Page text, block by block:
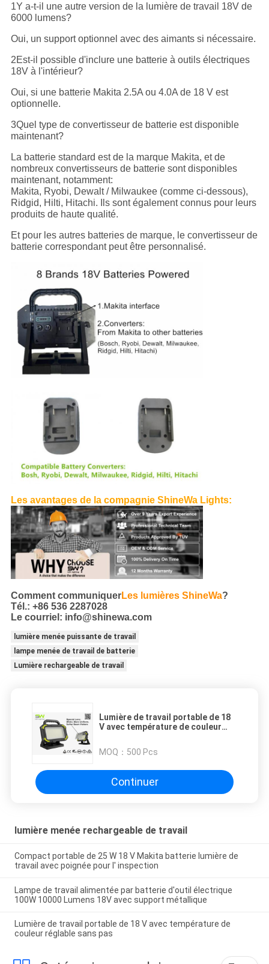
1Y a-t-il une autre version de la lumière de travail 18V de
6000 lumens?
Oui, un support optionnel avec des aimants si nécessaire.
2Est-il possible d'inclure une batterie à outils électriques
18V à l'intérieur?
Oui, si une batterie Makita 2.5A ou 4.0A de 18 V est
optionnelle.
3Quel type de convertisseur de batterie est disponible
maintenant?
La batterie standard est de la marque Makita, et de
nombreux convertisseurs de batterie sont disponibles
maintenant, notamment:
Makita, Ryobi, Dewalt / Milwaukee (comme ci-dessous),
Ridgid, Hilti, Hitachi. Ils sont également connus pour leurs
produits de haute qualité.
Et pour les autres batteries de marque, le convertisseur de
batterie correspondant peut être personnalisé.
Les avantages de la compagnie ShineWa Lights:
Comment communiquerLes lumières ShineWa?
Tél.: +86 536 2287028
Le courriel: info@shinewa.com
lumière menée puissante de travail
lampe menée de travail de batterie
Lumière rechargeable de travail
Lumière de travail portable de 18
V avec température de couleur
MOQ： 500 Pcs
Continuer
lumière menée rechargeable de travail
Compact portable de 25 W 18 V Makita batterie lumière de
travail avec poignée pour l' inspection
Lampe de travail alimentée par batterie d'outil électrique
100W 10000 Lumens 18V avec support métallique
Lumière de travail portable de 18 V avec température de
couleur réglable sans pas